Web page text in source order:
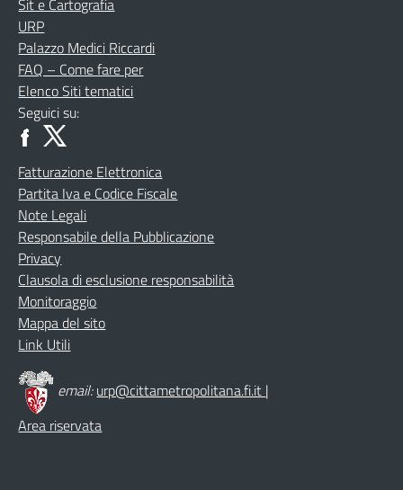
Sit e Cartografia
URP
Palazzo Medici Riccardi
FAQ – Come fare per
Elenco Siti tematici
Seguici su:
Fatturazione Elettronica
Partita Iva e Codice Fiscale
Note Legali
Responsabile della Pubblicazione
Privacy
Clausola di esclusione responsabilità
Monitoraggio
Mappa del sito
Link Utili
email:urp@cittametropolitana.fi.it |
Area riservata